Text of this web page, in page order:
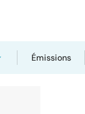
Émissions